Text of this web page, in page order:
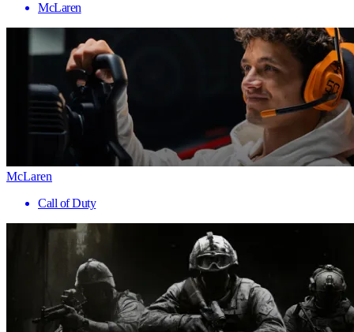
McLaren
McLaren
Call of Duty